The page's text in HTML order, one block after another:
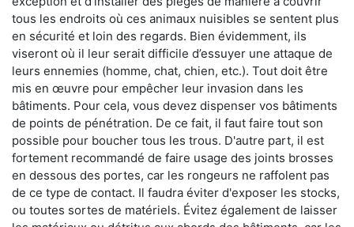
tous les endroits où ces animaux nuisibles se sentent plus
en sécurité et loin des regards. Bien évidemment, ils
viseront où il leur serait difficile d’essuyer une attaque de
leurs ennemies (homme, chat, chien, etc.). Tout doit être
mis en œuvre pour empêcher leur invasion dans les
bâtiments. Pour cela, vous devez dispenser vos bâtiments
de points de pénétration. De ce fait, il faut faire tout son
possible pour boucher tous les trous. D'autre part, il est
fortement recommandé de faire usage des joints brosses
en dessous des portes, car les rongeurs ne raffolent pas
de ce type de contact. Il faudra éviter d'exposer les stocks,
ou toutes sortes de matériels. Évitez également de laisser